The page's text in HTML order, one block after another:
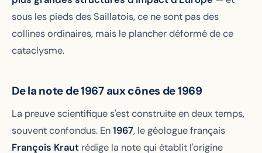
sous les pieds des Saillatois, ce ne sont pas des
collines ordinaires, mais le plancher déformé de ce
cataclysme.
De la note de 1967 aux cônes de 1969
La preuve scientifique s'est construite en deux temps,
souvent confondus. En1967, le géologue français
François Kraut rédige la note qui établit l'origine